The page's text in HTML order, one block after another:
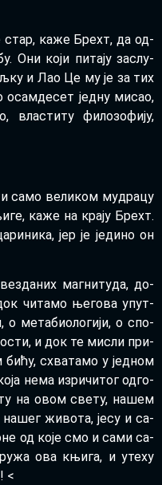
ка­же Брехт, да од­
Они ко­ји пи­та­ју за­слу­
и Лао Це му је за тих
јед­ну ми­сао,
вла­сти­ту фи­ло­зо­фи­ју,
са­мо ве­ли­ком му­дра­цу
ка­же на кра­ју Брехт.
јер је је­ди­но он
маг­ни­ту­да, до­
чи­та­мо ње­го­ва упут­
ме­та­би­о­ло­ги­ји, о спо­
и док те ми­сли при­
схва­та­мо у јед­ном
не­ма из­ри­чи­тог од­го­
на овом све­ту, на­шем
на­шег жи­во­та, је­су и са­
од ко­је смо и са­ми са­
ова књи­га, и уте­ху
<